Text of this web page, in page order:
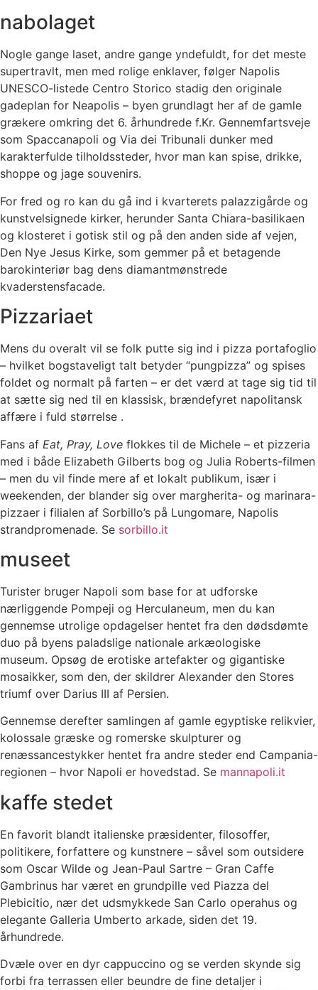
nabolaget
Nogle gange laset, andre gange yndefuldt, for det meste
supertravlt, men med rolige enklaver, følger Napolis
UNESCO-listede Centro Storico stadig den originale
gadeplan for Neapolis – byen grundlagt her af de gamle
grækere omkring det 6. århundrede f.Kr. Gennemfartsveje
som Spaccanapoli og Via dei Tribunali dunker med
karakterfulde tilholdssteder, hvor man kan spise, drikke,
shoppe og jage souvenirs.
For fred og ro kan du gå ind i kvarterets palazzigårde og
kunstvelsignede kirker, herunder Santa Chiara-basilikaen
og klosteret i gotisk stil og på den anden side af vejen,
Den Nye Jesus Kirke, som gemmer på et betagende
barokinteriør bag dens diamantmønstrede
kvaderstensfacade.
Pizzariaet
Mens du overalt vil se folk putte sig ind i pizza portafoglio
– hvilket bogstaveligt talt betyder “pungpizza” og spises
foldet og normalt på farten – er det værd at tage sig tid til
at sætte sig ned til en klassisk, brændefyret napolitansk
affære i fuld størrelse .
Fans af Eat, Pray, Love flokkes til de Michele – et pizzeria
med i både Elizabeth Gilberts bog og Julia Roberts-filmen
– men du vil finde mere af et lokalt publikum, især i
weekenden, der blander sig over margherita- og marinara-
pizzaer i filialen af Sorbillo’s på Lungomare, Napolis
strandpromenade. Se sorbillo.it
museet
Turister bruger Napoli som base for at udforske
nærliggende Pompeji og Herculaneum, men du kan
gennemse utrolige opdagelser hentet fra den dødsdømte
duo på byens paladslige nationale arkæologiske
museum. Opsøg de erotiske artefakter og gigantiske
mosaikker, som den, der skildrer Alexander den Stores
triumf over Darius III af Persien.
Gennemse derefter samlingen af ​​gamle egyptiske relikvier,
kolossale græske og romerske skulpturer og
renæssancestykker hentet fra andre steder end Campania-
regionen – hvor Napoli er hovedstad. Se mannapoli.it
kaffe stedet
En favorit blandt italienske præsidenter, filosoffer,
politikere, forfattere og kunstnere – såvel som outsidere
som Oscar Wilde og Jean-Paul Sartre – Gran Caffe
Gambrinus har været en grundpille ved Piazza del
Plebicitio, nær det udsmykkede San Carlo operahus og
elegante Galleria Umberto arkade, siden det 19.
århundrede.
Dvæle over en dyr cappuccino og se verden skynde sig
forbi fra terrassen eller beundre de fine detaljer i